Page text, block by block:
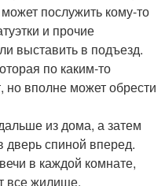
послужить кому-то
и прочие
выставить в подъезд.
по каким-то
вполне может обрести
из дома, а затем
спиной вперед.
в каждой комнате,
все жилище,